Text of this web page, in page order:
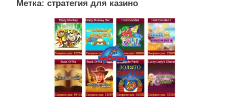
Метка: стратегия для казино